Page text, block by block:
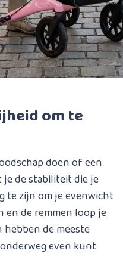
om te
doen of een
de stabiliteit die je
te zijn om je evenwicht
en de remmen loop je
de meeste
even kunt